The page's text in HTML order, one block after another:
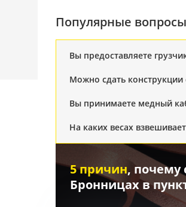
Популярные
Вы предоставляете
Можно сдать
Вы принимаете медный
На каких весах
5 причин, почему
Бронницах в